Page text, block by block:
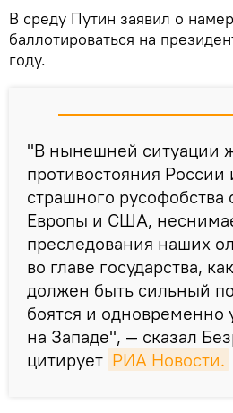
В среду Путин заявил о
баллотироваться на
году.
"В нынешней ситуации
противостояния России
страшного русофобства
Европы и США,
преследования наших
во главе государства,
должен быть сильный
боятся и одновременно
на Западе", — сказал
цитирует РИА Новости.